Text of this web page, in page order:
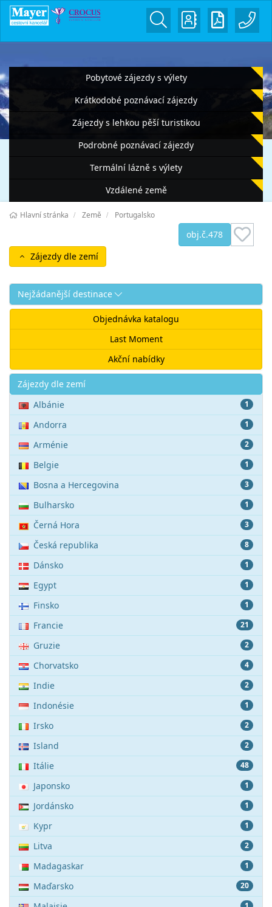
Pobytové zájezdy s výlety
Krátkodobé poznávací zájezdy
Zájezdy s lehkou pěší turistikou
Podrobné poznávací zájezdy
Termální lázně s výlety
Vzdálené země
Hlavní stránka Země Portugalsko
obj.č.478
Zájezdy dle zemí
Nejžádanější destinace
Objednávka katalogu
Last Moment
Akční nabídky
Akce
Zájezdy dle zemí
1
Albánie
1
Andorra
2
Arménie
1
Belgie
3
Bosna a Hercegovina
1
Bulharsko
3
Černá Hora
8
Česká republika
1
Dánsko
1
Egypt
1
Finsko
21
Francie
2
Gruzie
4
Chorvatsko
2
Indie
1
Indonésie
2
Irsko
2
Island
48
Itálie
1
Japonsko
1
Jordánsko
1
Kypr
2
Litva
1
Madagaskar
20
Maďarsko